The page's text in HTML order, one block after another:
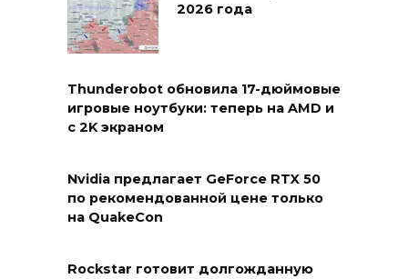
2026 года
Thunderobot обновила 17-дюймовые
игровые ноутбуки: теперь на AMD и
с 2K экраном
Nvidia предлагает GeForce RTX 50
по рекомендованной цене только
на QuakeCon
Rockstar готовит долгожданную